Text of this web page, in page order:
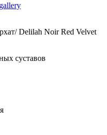
Delilah Noir Red Velvet
суставов